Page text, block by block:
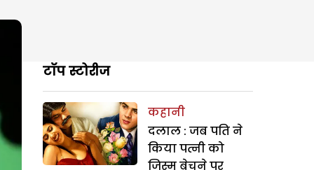
टॉप स्टोरीज
कहानी
दलाल : जब पति ने
किया पत्नी को
जिस्म बेचने पर